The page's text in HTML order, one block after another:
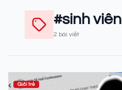
#sinh viên
2 bài viết
Giới trẻ